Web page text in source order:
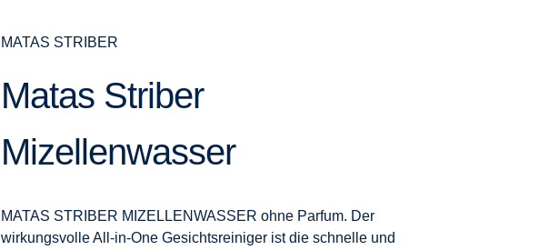
MATAS STRIBER
Matas Striber
Mizellenwasser
MATAS STRIBER MIZELLENWASSER ohne Parfum. Der
wirkungsvolle All-in-One Gesichtsreiniger ist die schnelle und